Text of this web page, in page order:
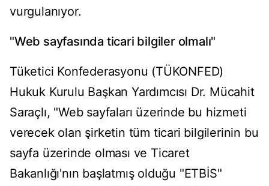
vurgulanıyor.
"Web sayfasında ticari bilgiler olmalı"
Tüketici Konfederasyonu (TÜKONFED)
Hukuk Kurulu Başkan Yardımcısı Dr. Mücahit
Saraçlı, "Web sayfaları üzerinde bu hizmeti
verecek olan şirketin tüm ticari bilgilerinin bu
sayfa üzerinde olması ve Ticaret
Bakanlığı'nın başlatmış olduğu "ETBİS"